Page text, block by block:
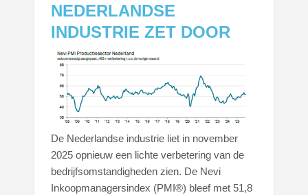
NEDERLANDSE
INDUSTRIE ZET DOOR
De Nederlandse industrie liet in november
2025 opnieuw een lichte verbetering van de
bedrijfsomstandigheden zien. De Nevi
Inkoopmanagersindex (PMI®) bleef met 51,8